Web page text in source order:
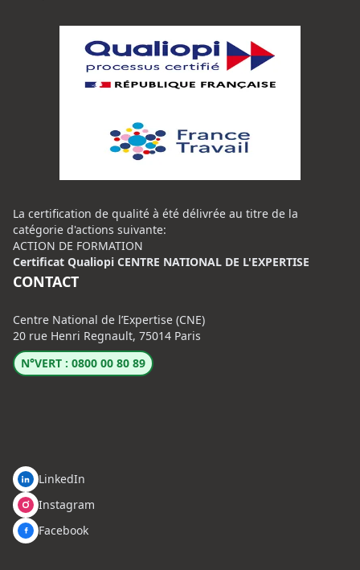
La certification de qualité à été délivrée au titre de la
catégorie d'actions suivante:
ACTION DE FORMATION
Certificat Qualiopi CENTRE NATIONAL DE L'EXPERTISE
CONTACT
Centre National de l’Expertise (CNE)
20 rue Henri Regnault, 75014 Paris
N°VERT : 0800 00 80 89
LinkedIn
Instagram
Facebook